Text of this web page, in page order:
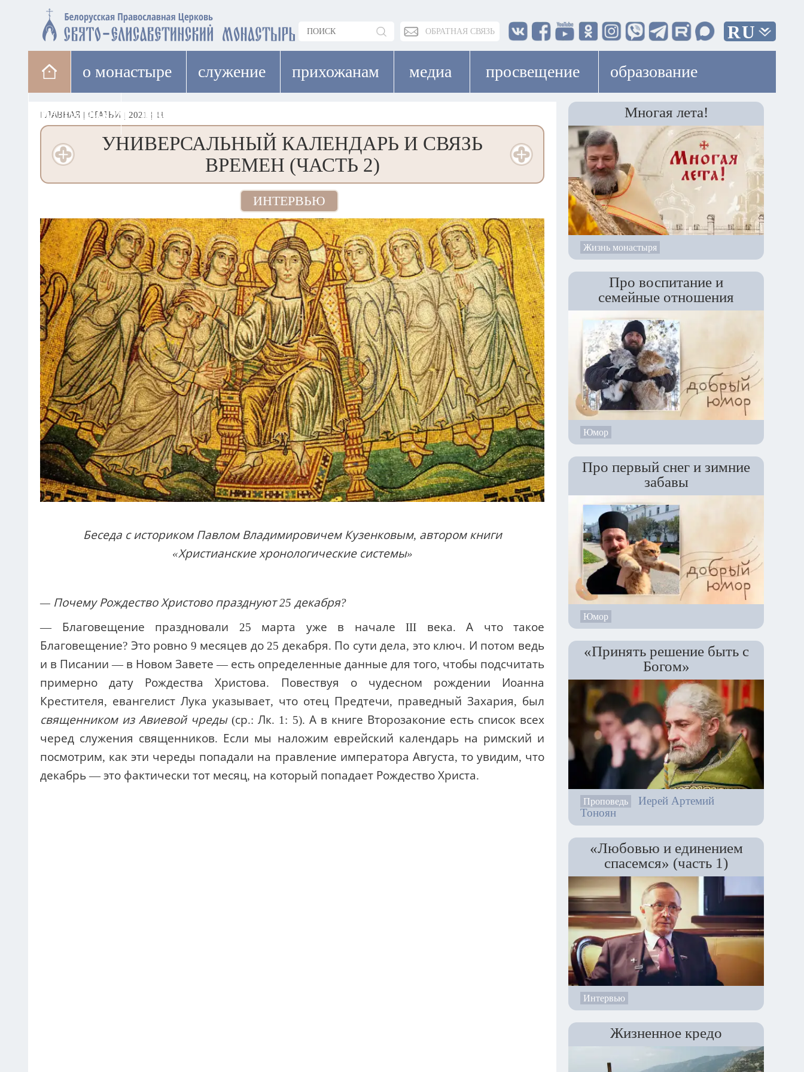
ОБРАТНАЯ СВЯЗЬ RU
о монастыре cлужение прихожанам медиа просвещение образование
паломникам лавка
ГЛАВНАЯ | СТАТЬИ | 2021 | 11
УНИВЕРСАЛЬНЫЙ КАЛЕНДАРЬ И СВЯЗЬ
ВРЕМЕН (ЧАСТЬ 2)
ИНТЕРВЬЮ
Беседа с историком Павлом Владимировичем Кузенковым, автором книги
«Христианские хронологические системы»
— Почему Рождество Христово празднуют 25 декабря?
— Благовещение праздновали 25 марта уже в начале III века. А что такое
Благовещение? Это ровно 9 месяцев до 25 декабря. По сути дела, это ключ. И потом ведь
и в Писании — в Новом Завете — есть определенные данные для того, чтобы подсчитать
примерно дату Рождества Христова. Повествуя о чудесном рождении Иоанна
Крестителя, евангелист Лука указывает, что отец Предтечи, праведный Захария, был
священником из Авиевой чреды(ср.: Лк. 1: 5). А в книге Второзаконие есть список всех
черед служения священников. Если мы наложим еврейский календарь на римский и
посмотрим, как эти череды попадали на правление императора Августа, то увидим, что
декабрь — это фактически тот месяц, на который попадает Рождество Христа.
Многая лета!
Жизнь монастыря
Про воспитание и
семейные отношения
Юмор
Про первый снег и зимние
забавы
Юмор
«Принять решение быть с
Богом»
Проповедь
Иерей Артемий
Тоноян
«Любовью и единением
спасемся» (часть 1)
Интервью
Жизненное кредо